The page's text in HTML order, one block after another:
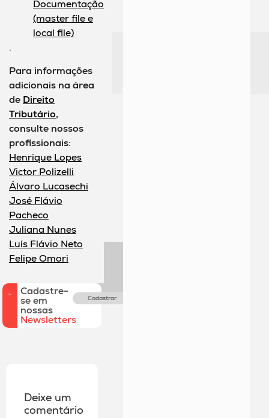
Documentação
(master file e
local file)
.
Para informações
adicionais na área
de Direito
Tributário,
consulte nossos
profissionais:
Henrique Lopes
Victor Polizelli
Álvaro Lucasechi
José Flávio
Pacheco
Juliana Nunes
Luís Flávio Neto
Felipe Omori
Cadastre-
se em
nossas
Newsletters
Cadastrar
Deixe um
comentário